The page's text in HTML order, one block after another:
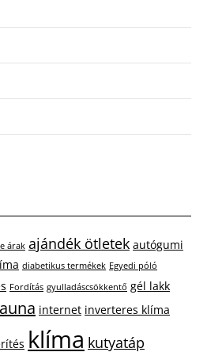
árak ajándék ötletek autógumi
diabetikus termékek Egyedi póló
Fordítás gyulladáscsökkentő gél lakk
internet inverteres klíma
klíma kutyatáp